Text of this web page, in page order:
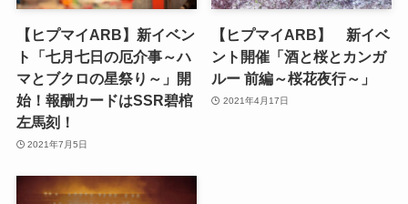
【ヒプマイARB】新イベン
ト「七月七日の厄介事～ハ
マとブクロの星祭り～」開
始！報酬カードはSSR碧棺
左馬刻！
2021年7月5日
【ヒプマイARB】 新イベ
ント開催「酒と桜とカンガ
ルー 前編～桜花夜行～」
2021年4月17日